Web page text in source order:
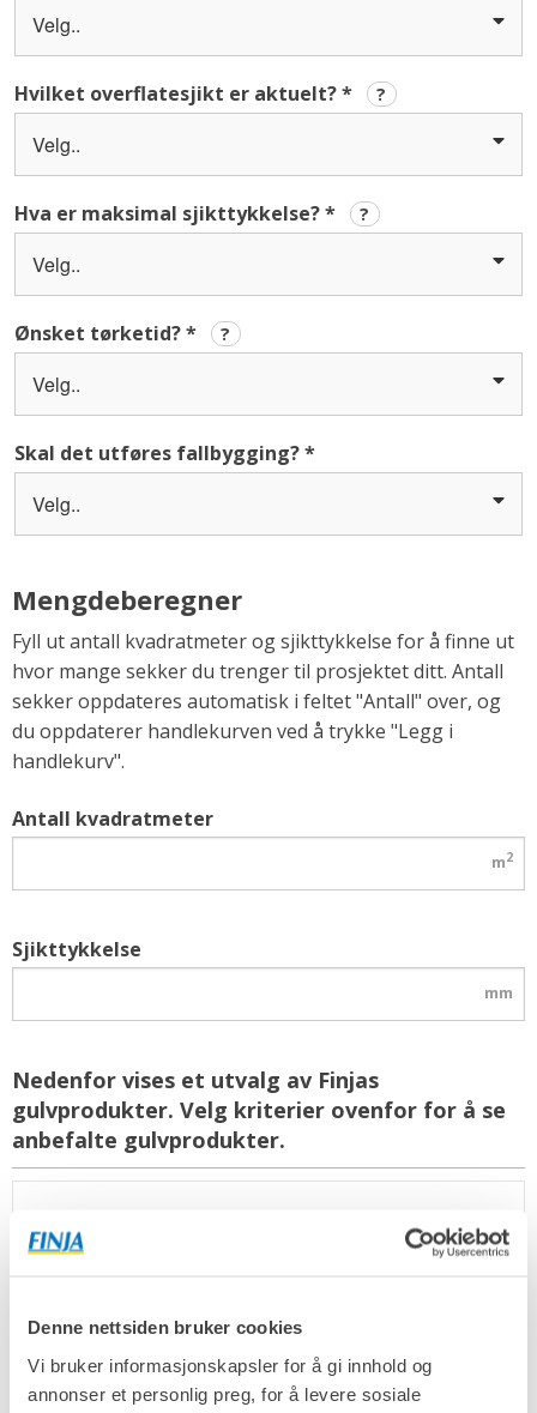
Denne nettsiden bruker cookies
Vi bruker informasjonskapsler for å gi innhold og
annonser et personlig preg, for å levere sosiale
Velg..
Hvilket overflatesjikt er aktuelt?* ?
Velg..
Hva er maksimal sjikttykkelse?* ?
Velg..
Ønsket tørketid?* ?
Velg..
Skal det utføres fallbygging?*
Velg..
Mengdeberegner
Fyll ut antall kvadratmeter og sjikttykkelse for å finne ut
hvor mange sekker du trenger til prosjektet ditt. Antall
sekker oppdateres automatisk i feltet "Antall" over, og
du oppdaterer handlekurven ved å trykke "Legg i
handlekurv".
Antall kvadratmeter
m2
Sjikttykkelse
mm
Nedenfor vises et utvalg av Finjas
gulvprodukter. Velg kriterier ovenfor for å se
anbefalte gulvprodukter.